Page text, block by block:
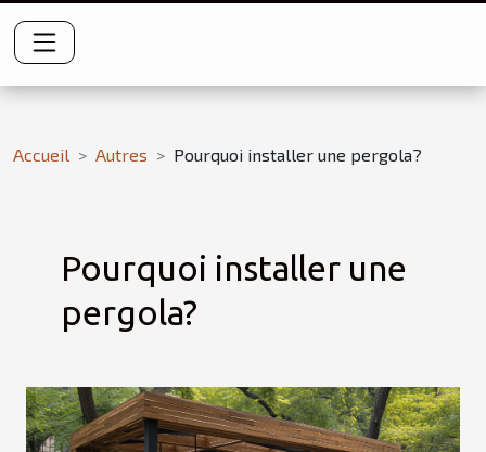
Accueil Autres Pourquoi installer une pergola?
Pourquoi installer une
pergola?